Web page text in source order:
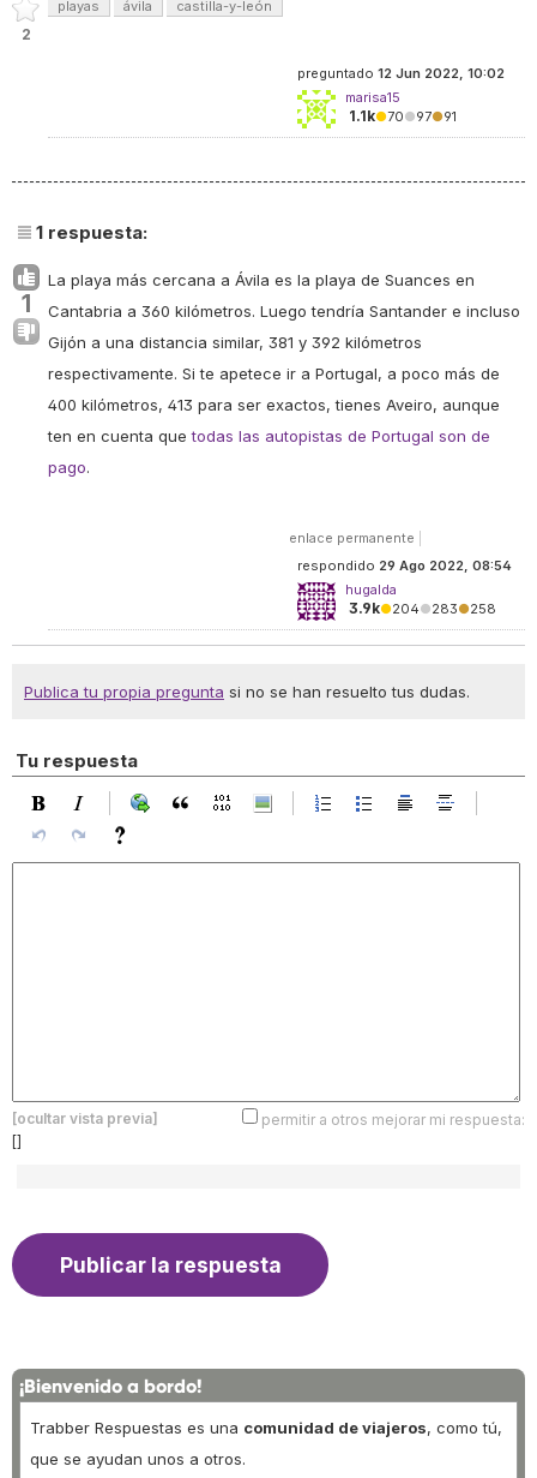
2
playas ávila castilla-y-león
preguntado 12 Jun 2022, 10:02
marisa15
1.1k●70●97●91
1 respuesta:
1
La playa más cercana a Ávila es la playa de Suances en
Cantabria a 360 kilómetros. Luego tendría Santander e incluso
Gijón a una distancia similar, 381 y 392 kilómetros
respectivamente. Si te apetece ir a Portugal, a poco más de
400 kilómetros, 413 para ser exactos, tienes Aveiro, aunque
ten en cuenta quetodas las autopistas de Portugal son de
pago.
enlace permanente
respondido 29 Ago 2022, 08:54
hugalda
3.9k●204●283●258
Publica tu propia pregunta si no se han resuelto tus dudas.
Tu respuesta
[ocultar vista previa]
permitir a otros mejorar mi respuesta:
[]
¡Bienvenido a bordo!
Trabber Respuestas es una comunidad de viajeros, como tú,
que se ayudan unos a otros.